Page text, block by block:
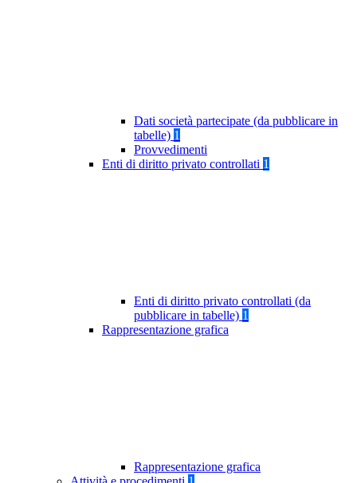
Dati società partecipate (da pubblicare in
tabelle) 1
Provvedimenti
Enti di diritto privato controllati 1
Enti di diritto privato controllati (da
pubblicare in tabelle) 1
Rappresentazione grafica
Rappresentazione grafica